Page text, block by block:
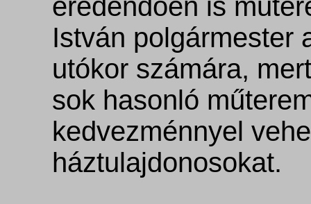
eredendően is
István polgármester
utókor számára,
sok hasonló
kedvezménnyel
háztulajdonosokat.